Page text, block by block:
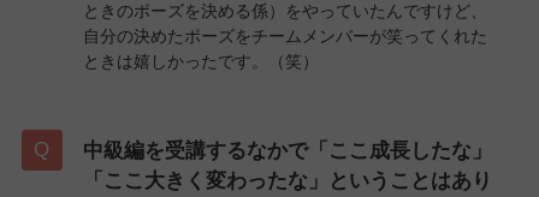
ときのポーズを決める係）をやっていたんですけど、
自分の決めたポーズをチームメンバーが笑ってくれた
ときは嬉しかったです。（笑）
中級編を受講するなかで「ここ成長したな」
「ここ大きく変わったな」ということはあり